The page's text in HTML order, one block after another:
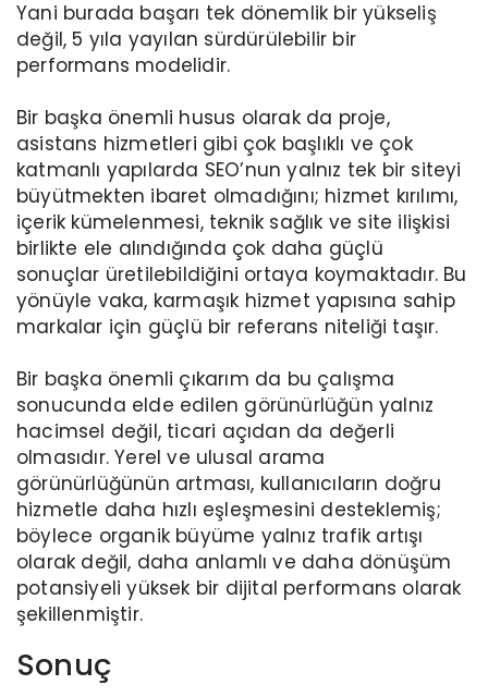
Yani burada başarı tek dönemlik bir yükseliş
değil, 5 yıla yayılan sürdürülebilir bir
performans modelidir.
Bir başka önemli husus olarak da proje,
asistans hizmetleri gibi çok başlıklı ve çok
katmanlı yapılarda SEO’nun yalnız tek bir siteyi
büyütmekten ibaret olmadığını; hizmet kırılımı,
içerik kümelenmesi, teknik sağlık ve site ilişkisi
birlikte ele alındığında çok daha güçlü
sonuçlar üretilebildiğini ortaya koymaktadır. Bu
yönüyle vaka, karmaşık hizmet yapısına sahip
markalar için güçlü bir referans niteliği taşır.
Bir başka önemli çıkarım da bu çalışma
sonucunda elde edilen görünürlüğün yalnız
hacimsel değil, ticari açıdan da değerli
olmasıdır. Yerel ve ulusal arama
görünürlüğünün artması, kullanıcıların doğru
hizmetle daha hızlı eşleşmesini desteklemiş;
böylece organik büyüme yalnız trafik artışı
olarak değil, daha anlamlı ve daha dönüşüm
potansiyeli yüksek bir dijital performans olarak
şekillenmiştir.
Sonuç